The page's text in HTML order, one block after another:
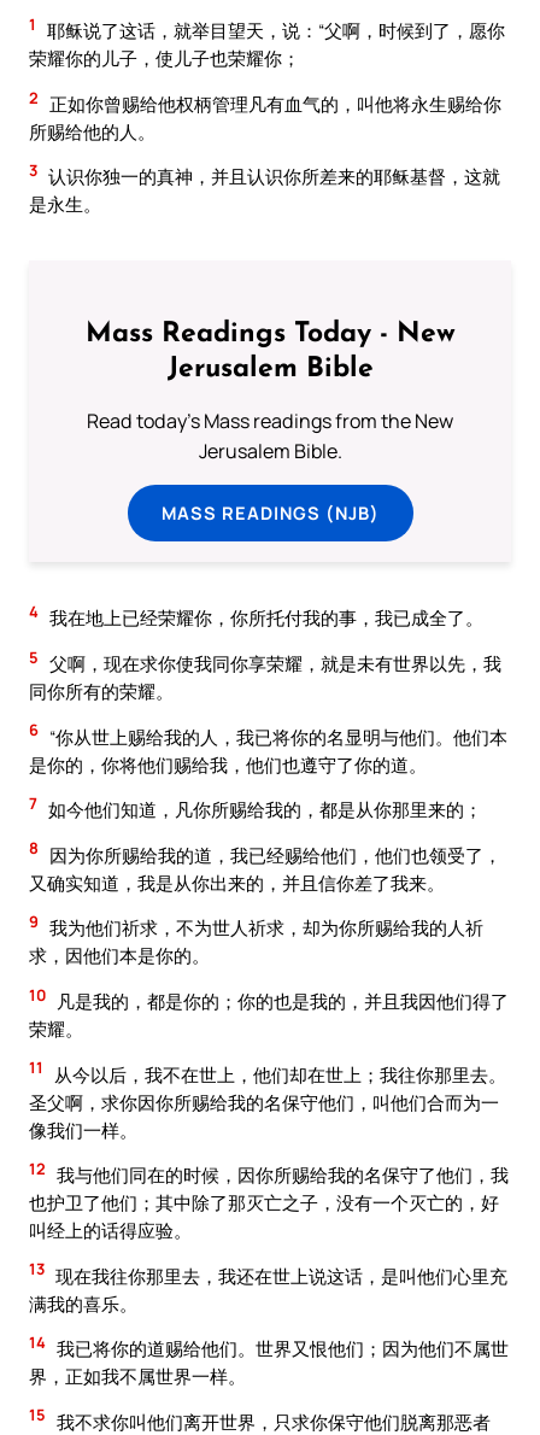
1
耶稣说了这话，就举目望天，说：“父啊，时候到了，愿你
荣耀你的儿子，使儿子也荣耀你；
2
正如你曾赐给他权柄管理凡有血气的，叫他将永生赐给你
所赐给他的人。
3 认识你独一的真神，并且认识你所差来的耶稣基督，这就
是永生。
Mass Readings Today - New
Jerusalem Bible
Read today's Mass readings from the New
Jerusalem Bible.
MASS READINGS (NJB)
4 我在地上已经荣耀你，你所托付我的事，我已成全了。
5 父啊，现在求你使我同你享荣耀，就是未有世界以先，我
同你所有的荣耀。
6 “你从世上赐给我的人，我已将你的名显明与他们。他们本
是你的，你将他们赐给我，他们也遵守了你的道。
7 如今他们知道，凡你所赐给我的，都是从你那里来的；
8
因为你所赐给我的道，我已经赐给他们，他们也领受了，
又确实知道，我是从你出来的，并且信你差了我来。
9 我为他们祈求，不为世人祈求，却为你所赐给我的人祈
求，因他们本是你的。
10
凡是我的，都是你的；你的也是我的，并且我因他们得了
荣耀。
11
从今以后，我不在世上，他们却在世上；我往你那里去。
圣父啊，求你因你所赐给我的名保守他们，叫他们合而为一
像我们一样。
12 我与他们同在的时候，因你所赐给我的名保守了他们，我
也护卫了他们；其中除了那灭亡之子，没有一个灭亡的，好
叫经上的话得应验。
13 现在我往你那里去，我还在世上说这话，是叫他们心里充
满我的喜乐。
14 我已将你的道赐给他们。世界又恨他们；因为他们不属世
界，正如我不属世界一样。
15 我不求你叫他们离开世界，只求你保守他们脱离那恶者